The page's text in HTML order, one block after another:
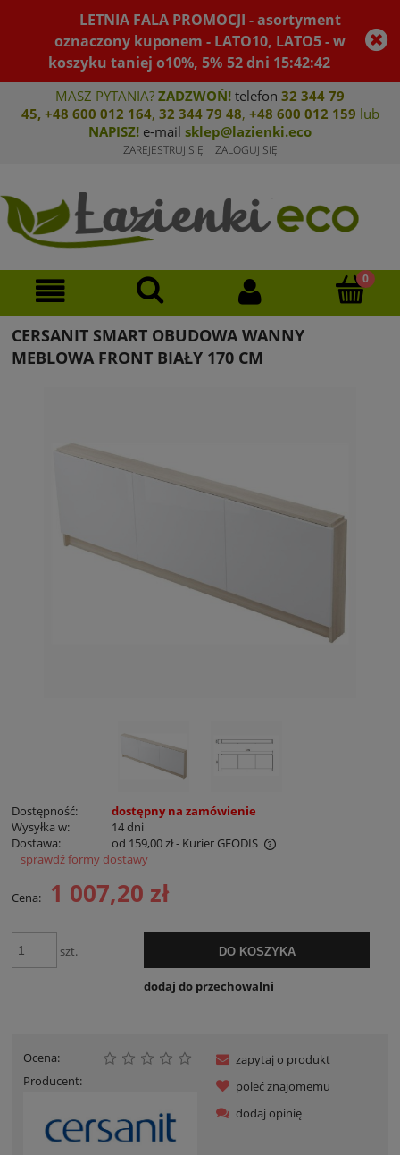
LETNIA FALA PROMOCJI - asortyment
oznaczony kuponem - LATO10, LATO5 - w
koszyku taniej o10%, 5% 52dni 15:42:42
MASZ PYTANIA? ZADZWOŃ! telefon 32 344 79
45, +48 600 012 164, 32 344 79 48, +48 600 012 159 lub
NAPISZ! e-mail sklep@lazienki.eco
ZAREJESTRUJ SIĘ ZALOGUJ SIĘ
CERSANIT SMART OBUDOWA WANNY
MEBLOWA FRONT BIAŁY 170 CM
Dostępność:
dostępny na zamówienie
Wysyłka w:
14 dni
Dostawa:
od 159,00 zł- Kurier GEODIS
Cena nie zawiera ewentualnych kosztów płatności
sprawdź formy dostawy
Cena: 1 007,20 zł
szt. DO KOSZYKA
dodaj do przechowalni
Ocena:
Producent:
zapytaj o produkt
poleć znajomemu
dodaj opinię